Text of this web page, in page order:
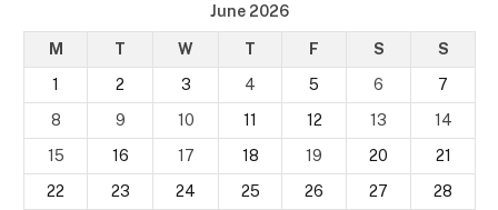
June 2026
M T W T F S
S
1
2 3 4 5 6
7
8
9 10 11 12 13
14
15
16 17 18 19 20
21
22
23 24 25 26 27
28